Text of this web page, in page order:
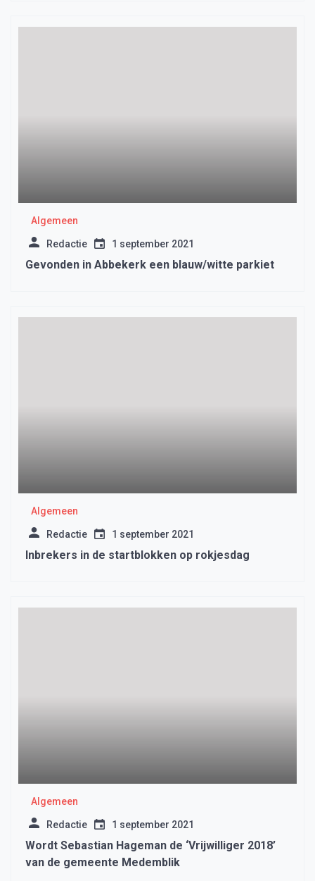
Algemeen
Redactie 1 september 2021
Gevonden in Abbekerk een blauw/witte parkiet
Algemeen
Redactie 1 september 2021
Inbrekers in de startblokken op rokjesdag
Algemeen
Redactie 1 september 2021
Wordt Sebastian Hageman de ‘Vrijwilliger 2018’
van de gemeente Medemblik